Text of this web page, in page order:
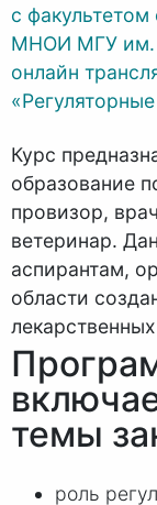
с
МНОИ МГУ
онлайн
Курс
образование
провизор,
ветеринар.
аспирантам,
области
темы
роль